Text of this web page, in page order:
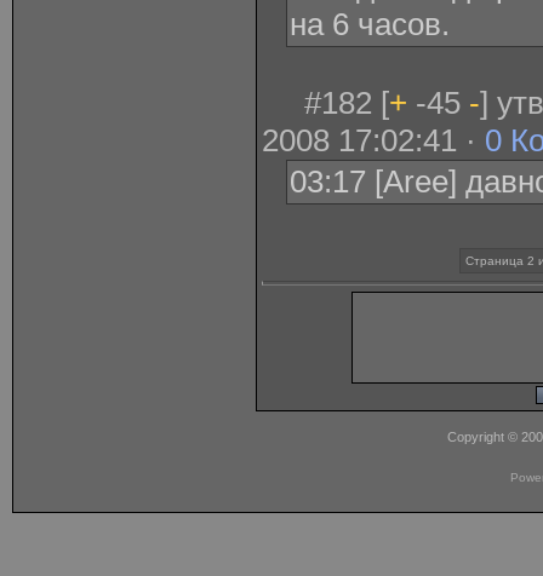
на 6 часов.
#182 [+ -45 -]
2008 17:02:41 · 0
03:17 [Aree]
Страница 2
Copyright ©